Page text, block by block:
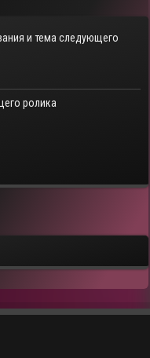
и тема следующего
ролика